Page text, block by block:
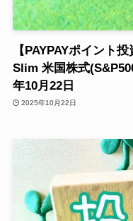
【PAYPAYポイント
Slim 米国株式
年10月22日
2025年10月22日